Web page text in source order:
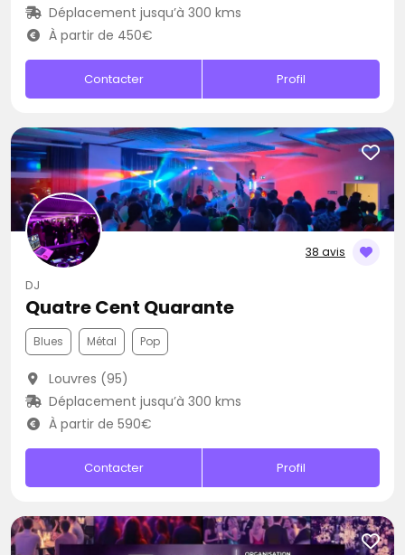
Déplacement jusqu’à 300 kms
À partir de 450€
Contacter Profil
38 avis
DJ
Quatre Cent Quarante
Blues Métal Pop
Louvres (95)
Déplacement jusqu’à 300 kms
À partir de 590€
Contacter Profil